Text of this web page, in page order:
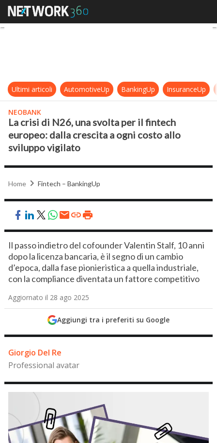
La crisi di N26, una svolta per il
Ultimi articoli AutomotiveUp BankingUp InsuranceUp
NEOBANK
La crisi di N26, una svolta per il fintech
europeo: dalla crescita a ogni costo allo
sviluppo vigilato
Home Fintech – BankingUp
Il passo indietro del cofounder Valentin Stalf, 10 anni
dopo la licenza bancaria, è il segno di un cambio
d’epoca, dalla fase pionieristica a quella industriale,
con la compliance diventata un fattore competitivo
Aggiornato il 28 ago 2025
Aggiungi tra i preferiti su Google
Giorgio Del Re
Professional avatar